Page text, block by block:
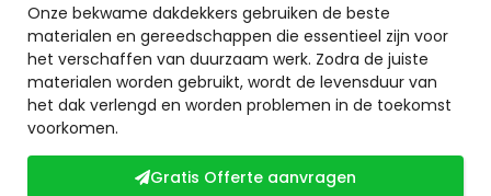
Onze bekwame dakdekkers gebruiken de beste
materialen en gereedschappen die essentieel zijn voor
het verschaffen van duurzaam werk. Zodra de juiste
materialen worden gebruikt, wordt de levensduur van
het dak verlengd en worden problemen in de toekomst
voorkomen.
Gratis Offerte aanvragen